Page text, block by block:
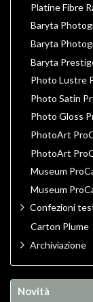
Platine Fibre
Baryta
Baryta
Baryta
Photo Lustre
Photo Satin
Photo Gloss
PhotoArt
PhotoArt
Museum
Museum
Confezioni
Carton Plume
Archiviazione
Novità